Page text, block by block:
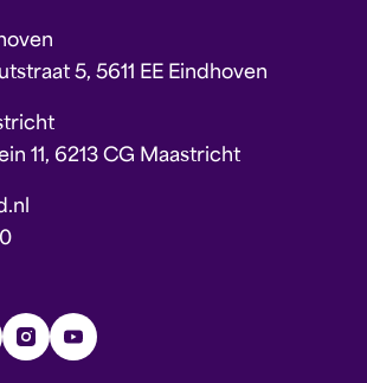
5, 5611 EE Eindhoven
11, 6213 CG Maastricht